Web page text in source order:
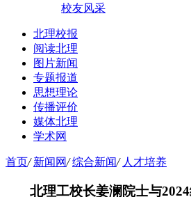
校友风采
北理校报
阅读北理
图片新闻
专题报道
思想理论
传播评价
媒体北理
学术网
首页/ 新闻网/ 综合新闻/ 人才培养
北理工校长姜澜院士与